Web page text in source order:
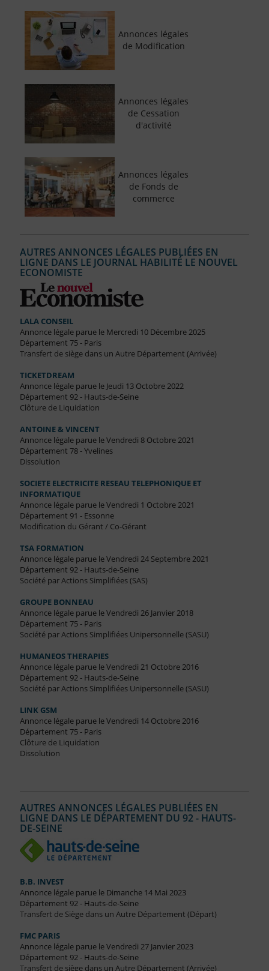
Annonces légales
de Modification
Annonces légales
de Cessation
d'activité
Annonces légales
de Fonds de
commerce
AUTRES ANNONCES LÉGALES PUBLIÉES EN
LIGNE DANS LE JOURNAL HABILITÉ LE NOUVEL
ECONOMISTE
LALA CONSEIL
Annonce légale parue le Mercredi 10 Décembre 2025
Département 75 - Paris
Transfert de siège dans un Autre Département (Arrivée)
TICKETDREAM
Annonce légale parue le Jeudi 13 Octobre 2022
Département 92 - Hauts-de-Seine
Clôture de Liquidation
ANTOINE & VINCENT
Annonce légale parue le Vendredi 8 Octobre 2021
Département 78 - Yvelines
Dissolution
SOCIETE ELECTRICITE RESEAU TELEPHONIQUE ET
INFORMATIQUE
Annonce légale parue le Vendredi 1 Octobre 2021
Département 91 - Essonne
Modification du Gérant / Co-Gérant
TSA FORMATION
Annonce légale parue le Vendredi 24 Septembre 2021
Département 92 - Hauts-de-Seine
Société par Actions Simplifiées (SAS)
GROUPE BONNEAU
Annonce légale parue le Vendredi 26 Janvier 2018
Département 75 - Paris
Société par Actions Simplifiées Unipersonnelle (SASU)
HUMANEOS THERAPIES
Annonce légale parue le Vendredi 21 Octobre 2016
Département 92 - Hauts-de-Seine
Société par Actions Simplifiées Unipersonnelle (SASU)
LINK GSM
Annonce légale parue le Vendredi 14 Octobre 2016
Département 75 - Paris
Clôture de Liquidation
Dissolution
AUTRES ANNONCES LÉGALES PUBLIÉES EN
LIGNE DANS LE DÉPARTEMENT DU 92 - HAUTS-
DE-SEINE
B.B. INVEST
Annonce légale parue le Dimanche 14 Mai 2023
Département 92 - Hauts-de-Seine
Transfert de Siège dans un Autre Département (Départ)
FMC PARIS
Annonce légale parue le Vendredi 27 Janvier 2023
Département 92 - Hauts-de-Seine
Transfert de siège dans un Autre Département (Arrivée)